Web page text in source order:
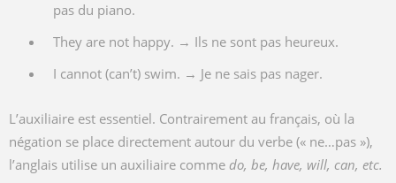
pas du piano.
They are not happy. → Ils ne sont pas heureux.
I cannot (can’t) swim. → Je ne sais pas nager.
L’auxiliaire est essentiel. Contrairement au français, où la
négation se place directement autour du verbe (« ne…pas »),
l’anglais utilise un auxiliaire comme do, be, have, will, can, etc.